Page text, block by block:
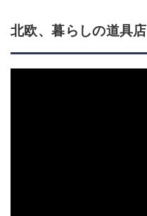
北欧、暮らしの道具店